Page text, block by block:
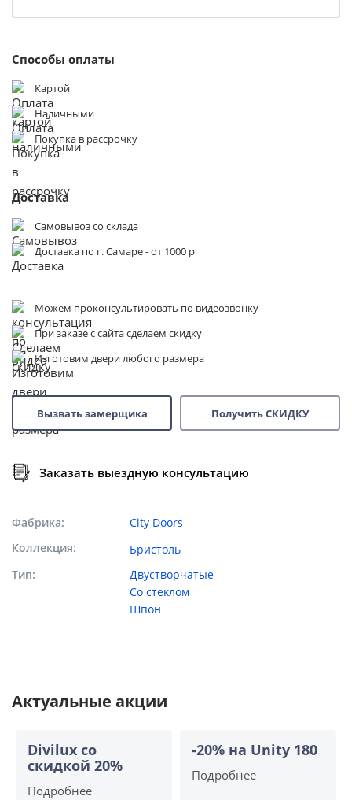
Можем проконсультировать по видеозвонку
При заказе с сайта сделаем скидку
Изготовим двери любого размера
Вызвать замерщика Получить СКИДКУ
Заказать выездную консультацию
Фабрика
City Doors
Коллекция
Бристоль
Тип
Двустворчатые
Со стеклом
Шпон
Способы оплаты
Картой
Наличными
Покупка в рассрочку
Доставка
Самовывоз со склада
Доставка по г. Самаре - от 1000 р
Актуальные акции
Divilux со
скидкой 20%
Подробнее
-20% на Unity 180
Подробнее